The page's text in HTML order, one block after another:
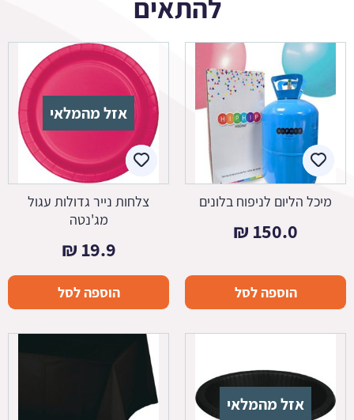
להתאים
מיכל הליום לניפוח בלונים
150.0
₪
הוספה לסל
אזל מהמלאי
צלחות נייר גדולות עגול
מג'נטה
19.9
₪
הוספה לסל
אזל מהמלאי